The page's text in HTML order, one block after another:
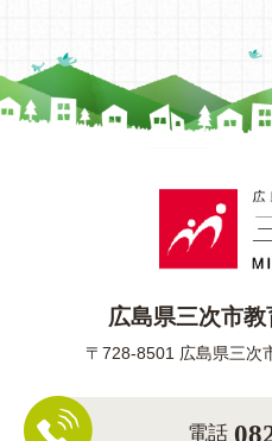
広島県三次市
〒728-8501 広島県三次
電話